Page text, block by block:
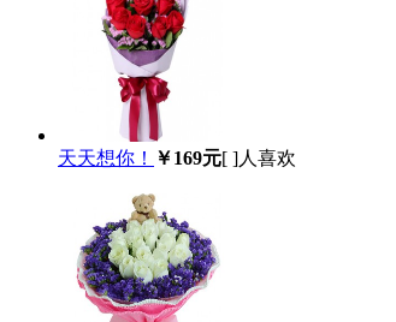
天天想你！ ￥169元[ ]人喜欢